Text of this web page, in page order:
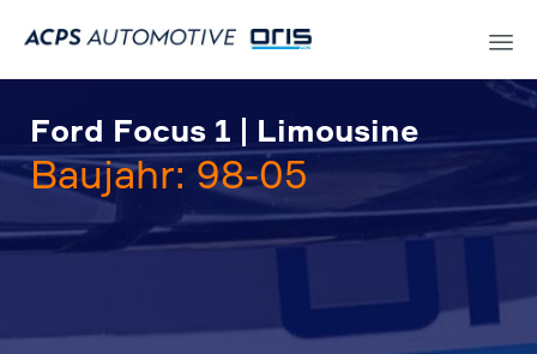
Ford Focus 1 | Limousine
Baujahr: 98-05